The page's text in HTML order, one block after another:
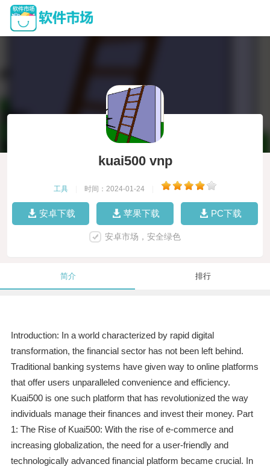
kuai500 vnp
工具 时间：2024-01-24
安卓下载 苹果下载 PC下载
安卓市场，安全绿色
简介 排行
Introduction: In a world characterized by rapid digital
transformation, the financial sector has not been left behind.
Traditional banking systems have given way to online platforms
that offer users unparalleled convenience and efficiency.
Kuai500 is one such platform that has revolutionized the way
individuals manage their finances and invest their money. Part
1: The Rise of Kuai500: With the rise of e-commerce and
increasing globalization, the need for a user-friendly and
technologically advanced financial platform became crucial. In